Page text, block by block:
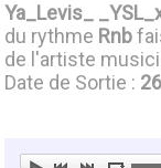
Ya_Levis_
du rythme Rnb
de l'artiste
Date de Sortie :